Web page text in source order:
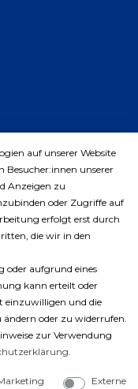
auf unserer Website
Besucher:innen unserer
Anzeigen zu
oder Zugriffe auf
erfolgt erst durch
die wir in den
aufgrund eines
kann erteilt oder
einzuwilligen und die
oder zu widerrufen.
zur Verwendung
.
Externe